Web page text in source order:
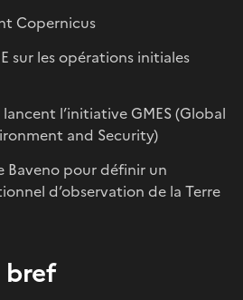
Copernicus
sur les opérations initiales
lancent l’initiative GMES (Global
and Security)
Baveno pour définir un
d’observation de la Terre
bref